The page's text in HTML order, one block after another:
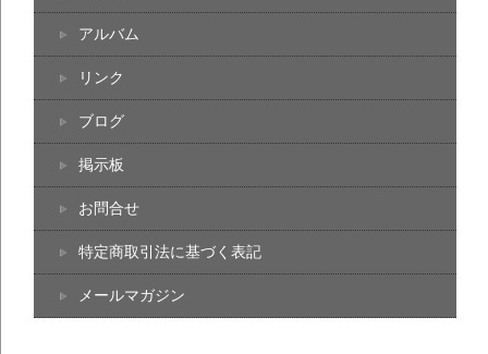
アルバム
リンク
ブログ
掲示板
お問合せ
特定商取引法に基づく表記
メールマガジン